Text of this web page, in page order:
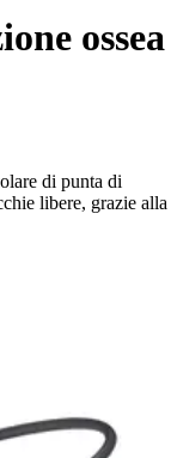
ossea
di punta di
libere, grazie alla